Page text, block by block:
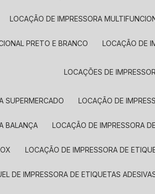
LOCAÇÃO DE IMPRESSORA
PRETO E BRANCO LOCAÇÃO DE
LOCAÇÕES DE
SUPERMERCADO LOCAÇÃO DE
BALANÇA LOCAÇÃO DE IMPRESSORA
LOCAÇÃO DE IMPRESSORA DE
DE IMPRESSORA DE ETIQUETAS